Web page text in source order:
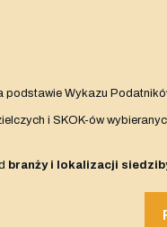
podstawie Wykazu
i SKOK-ów
branży i lokalizacji